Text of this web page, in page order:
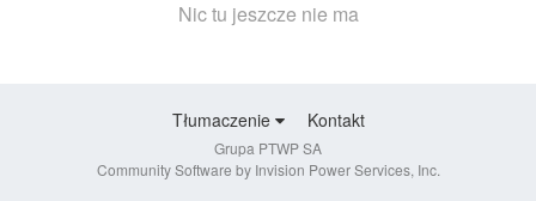
Nic tu jeszcze nie ma
Tłumaczenie Kontakt
Grupa PTWP SA
Community Software by Invision Power Services, Inc.